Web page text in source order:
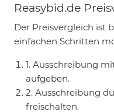
Reasybid.de
Der Preisvergleich ist
einfachen Schritten
1. Ausschreibung
aufgeben.
2. Ausschreibung
freischalten.